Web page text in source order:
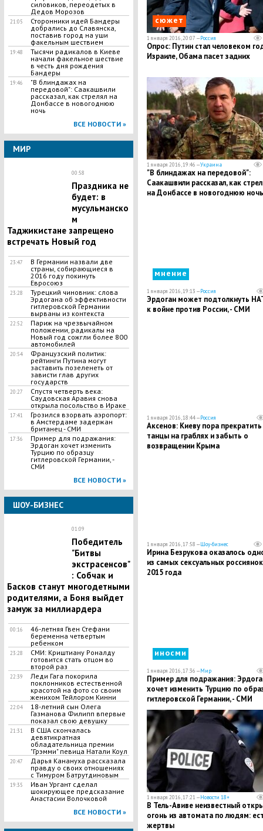
силовиков, переодетых в
Дедов Морозов
21:05
Сторонники идей Бандеры
добрались до Славянска,
поставив город на уши
факельным шествием
19:48
Тысячи радикалов в Киеве
начали факельное шествие
в честь дня рождения
Бандеры
19:46
"В блиндажах на
передовой": Саакашвили
рассказал, как стрелял на
Донбассе в новогоднюю
ночь
ВСЕ НОВОСТИ »
МИР
00:58
Праздника не
будет: в
мусульманско
м
Таджикистане запрещено
встречать Новый год
23:47
В Германии назвали две
страны, собирающиеся в
2016 году покинуть
Евросоюз
23:28
Турецкий чиновник: слова
Эрдогана об эффективности
гитлеровской Германии
вырваны из контекста
22:52
Париж на чрезвычайном
положении, радикалы на
Новый год сожгли более 800
автомобилей
20:54
Французский политик:
рейтинги Путина могут
заставить позеленеть от
зависти глав других
государств
20:27
Спустя четверть века:
Саудовская Аравия снова
открыла посольство в Ираке
17:41
Грозился взорвать аэропорт:
в Амстердаме задержан
британец - СМИ
17:36
Пример для подражания:
Эрдоган хочет изменить
Турцию по образцу
гитлеровской Германии, -
СМИ
ВСЕ НОВОСТИ »
ШОУ-БИЗНЕС
01:09
Победитель
"Битвы
экстрасенсов"
: Собчак и
Басков станут многодетными
родителями, а Боня выйдет
замуж за миллиардера
00:16
46-летняя Гвен Стефани
беременна четвертым
ребенком
23:28
СМИ: Криштиану Роналду
готовится стать отцом во
второй раз
22:39
Леди Гага покорила
поклонников естественной
красотой на фото со своим
женихом Тейлором Кинни
22:04
18-летний сын Олега
Газманова Филипп впервые
показал свою девушку
21:31
В США скончалась
девятикратная
обладательница премии
"Грэмми" певица Натали Коул
20:47
Дарья Канануха рассказала
правду о своих отношениях
с Тимуром Батрутдиновым
19:35
Иван Ургант сделал
шокирующее предсказание
Анастасии Волочковой
ВСЕ НОВОСТИ »
сюжет
1 января 2016, 20:07 —Россия
Опрос: Путин стал человеком
Израиле, Обама пасет задних
1 января 2016, 19:46 —Украина
"В блиндажах на передовой":
Саакашвили рассказал, как
на Донбассе в новогоднюю ночь
мнение
1 января 2016, 19:13 —Россия
Эрдоган может подтолкнуть
к войне против России, - СМИ
1 января 2016, 18:44 —Россия
Аксенов: Киеву пора прекратить
танцы на граблях и забыть о
возвращении Крыма
1 января 2016, 17:58 —Шоу-бизнес
Ирина Безрукова оказалось
из самых сексуальных россиянок
2015 года
иносми
1 января 2016, 17:36 —Мир
Пример для подражания:
хочет изменить Турцию по
гитлеровской Германии, - СМИ
1 января 2016, 17:21 —Новости 18+
В Тель-Авиве неизвестный
огонь из автомата по людям:
жертвы